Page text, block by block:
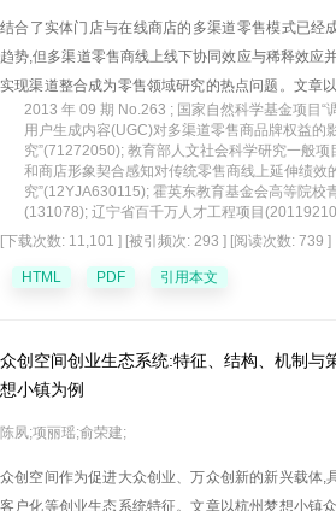
结合了实体门店与在线商店的多渠道零售模式已经
趋势,但多渠道零售商线上线下协同效应与稀释效应
实现渠道整合成为零售领域研究的热点问题。文章
规范的案例研究方法对其营销协同策略、影响决策
同绩效进行了深入分析。在案例研究的基础上,以渠
建了渠道分离、渠道协同、渠道融合、渠道并行四
导向,并以案例分析得出的六个影响因素(消费者特
期、竞争强度、互补性、规模经济)作为自变量,以企
理论框架。最后,文章为多渠道零售商的经营管理提
2013 年 09 期 No.263 ; 国家自然科学基金项目“
用户生成内容(UGC)对多渠道零售商品牌权益的
究”(71272050); 教育部人文社会科学研究一般项
和商店形象契合感知对传统零售商线上延伸绩效
究”(12YJA630115); 霍英东教育基金会高等院校
(131078); 辽宁省百千万人才工程项目
[下载次数: 11,101 ] [被引频次: 293 ] [阅读次数: 739 ]
HTML PDF 引用本文
众创空间创业生态系统:特征、结构、机制
想小镇为例
陈夙;项丽瑶;俞荣建;
众创空间作为促进大众创业、万众创新的新兴载体,
客户化等创业生态系统特征。文章以杭州梦想小镇